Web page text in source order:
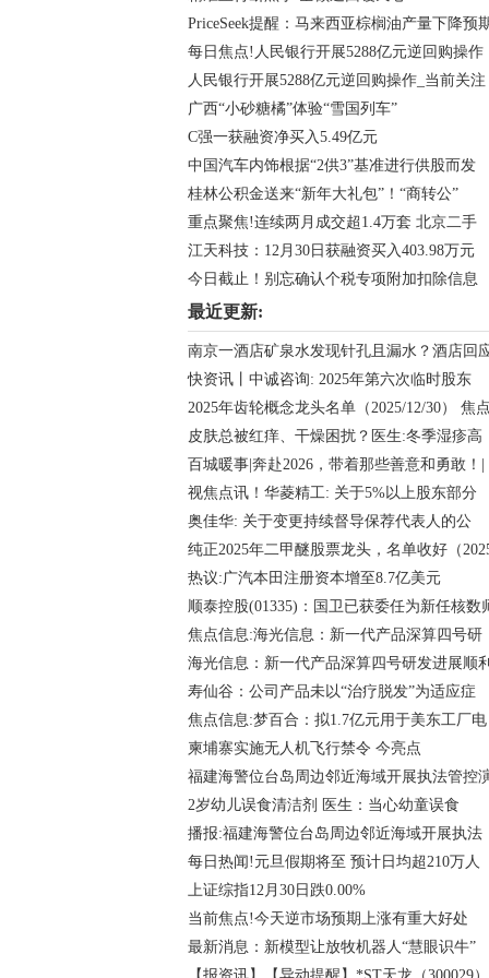
PriceSeek提醒：马来西亚棕榈油产量下降预
每日焦点!人民银行开展5288亿元逆回购操作
人民银行开展5288亿元逆回购操作_当前关注
广西“小砂糖橘”体验“雪国列车”
C强一获融资净买入5.49亿元
中国汽车内饰根据“2供3”基准进行供股而发
桂林公积金送来“新年大礼包”！“商转公”
重点聚焦!连续两月成交超1.4万套 北京二手
江天科技：12月30日获融资买入403.98万元
今日截止！别忘确认个税专项附加扣除信息
最近更新:
南京一酒店矿泉水发现针孔且漏水？酒店回
快资讯丨中诚咨询: 2025年第六次临时股东
2025年齿轮概念龙头名单（2025/12/30） 焦
皮肤总被红痒、干燥困扰？医生:冬季湿疹高
百城暖事|奔赴2026，带着那些善意和勇敢！|
视焦点讯！华菱精工: 关于5%以上股东部分
奥佳华: 关于变更持续督导保荐代表人的公
纯正2025年二甲醚股票龙头，名单收好（
热议:广汽本田注册资本增至8.7亿美元
顺泰控股(01335)：国卫已获委任为新任核数
焦点信息:海光信息：新一代产品深算四号研
海光信息：新一代产品深算四号研发进展顺利
寿仙谷：公司产品未以“治疗脱发”为适应症
焦点信息:梦百合：拟1.7亿元用于美东工厂电
柬埔寨实施无人机飞行禁令 今亮点
福建海警位台岛周边邻近海域开展执法管控
2岁幼儿误食清洁剂 医生：当心幼童误食
播报:福建海警位台岛周边邻近海域开展执法
每日热闻!元旦假期将至 预计日均超210万人
上证综指12月30日跌0.00%
当前焦点!今天逆市场预期上涨有重大好处
最新消息：新模型让放牧机器人“慧眼识牛”